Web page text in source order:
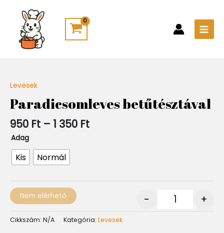
content
Levesek
Paradicsomleves betűtésztával
950 Ft – 1 350 Ft
950 Ft
-
1
350 Ft
Adag
Kis Normál
- +
Nem elérhető
Cikkszám: N/A Kategória: Levesek